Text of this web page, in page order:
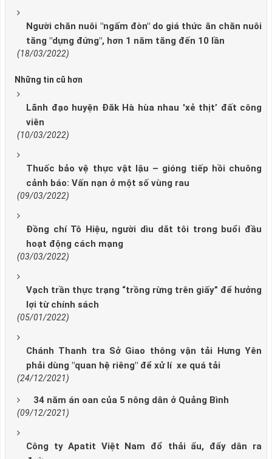
Người chăn nuôi "ngấm đòn" do giá thức ăn chăn nuôi
tăng "dựng đứng", hơn 1 năm tăng đến 10 lần
(18/03/2022)
Những tin cũ hơn
Lãnh đạo huyện Đăk Hà hùa nhau 'xẻ thịt’ đất công
viên
(10/03/2022)
Thuốc bảo vệ thực vật lậu – gióng tiếp hồi chuông
cảnh báo: Vấn nạn ở một số vùng rau
(09/03/2022)
Đồng chí Tô Hiệu, người dìu dắt tôi trong buổi đầu
hoạt động cách mạng
(03/03/2022)
Vạch trần thực trạng “trồng rừng trên giấy” để hưởng
lợi từ chính sách
(05/01/2022)
Chánh Thanh tra Sở Giao thông vận tải Hưng Yên
phải dùng "quan hệ riêng" để xử lí xe quá tải
(24/12/2021)
34 năm án oan của 5 nông dân ở Quảng Bình
(09/12/2021)
Công ty Apatit Việt Nam đổ thải ẩu, đẩy dân ra